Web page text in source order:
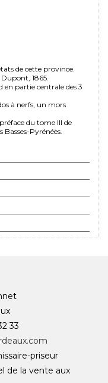
de cette province.
1865.
en partie centrale des 3
à nerfs, un mors
du tome III de
Pyrénées.
33
priseur
de la vente aux